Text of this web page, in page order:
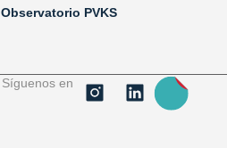
Observatorio PVKS
Síguenos en